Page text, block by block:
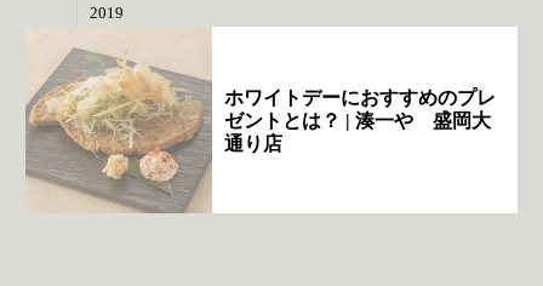
2019
ホワイトデーにおすすめのプレ
ゼントとは？ | 湊一や 盛岡大
通り店